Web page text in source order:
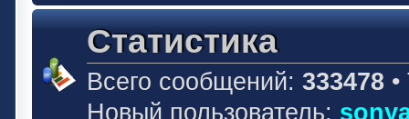
Статистика
Всего сообщений: 333478
Новый пользователь: